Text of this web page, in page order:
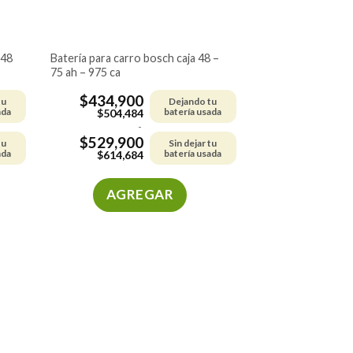
batería para carro bosch caja 48 –
75 ah – 975 ca
$434,900
$504,484
Dejando tu
batería usada
-
$529,900
$614,684
Sin dejar tu
batería usada
AGREGAR